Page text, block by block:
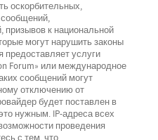
оскорбительных,
призывов к национальной
могут нарушить законы
предоставляет услуги
Forum» или международное
сообщений могут
отключению от
будет поставлен в
нужным. IP-адреса всех
проведения